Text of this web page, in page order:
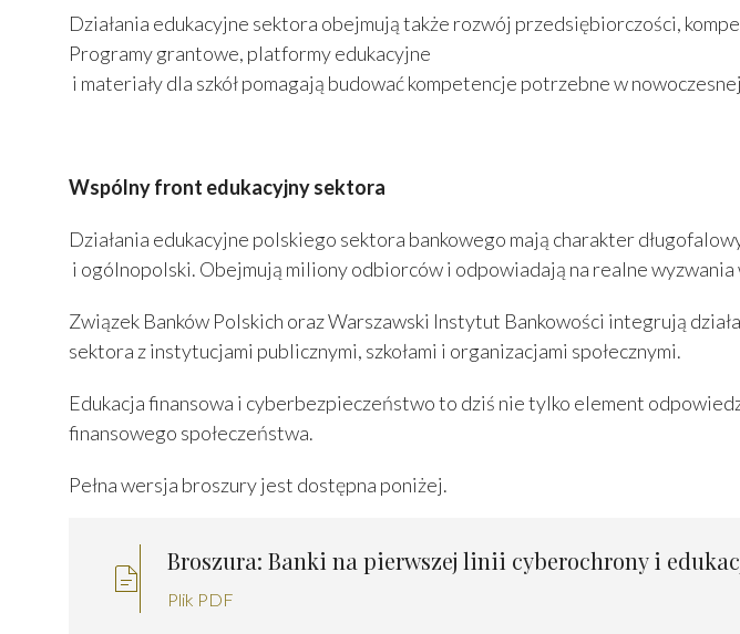
Działania edukacyjne sektora obejmują także rozwój przedsiębiorczości,
Programy grantowe, platformy edukacyjne
i materiały dla szkół pomagają budować kompetencje potrzebne w
Wspólny front edukacyjny sektora
Działania edukacyjne polskiego sektora bankowego mają charakter
i ogólnopolski. Obejmują miliony odbiorców i odpowiadają na realne
Związek Banków Polskich oraz Warszawski Instytut Bankowości integrują
sektora z instytucjami publicznymi, szkołami i organizacjami społecznymi.
Edukacja finansowa i cyberbezpieczeństwo to dziś nie tylko element
finansowego społeczeństwa.
Pełna wersja broszury jest dostępna poniżej.
Broszura: Banki na pierwszej linii cyberochrony i
Plik PDF